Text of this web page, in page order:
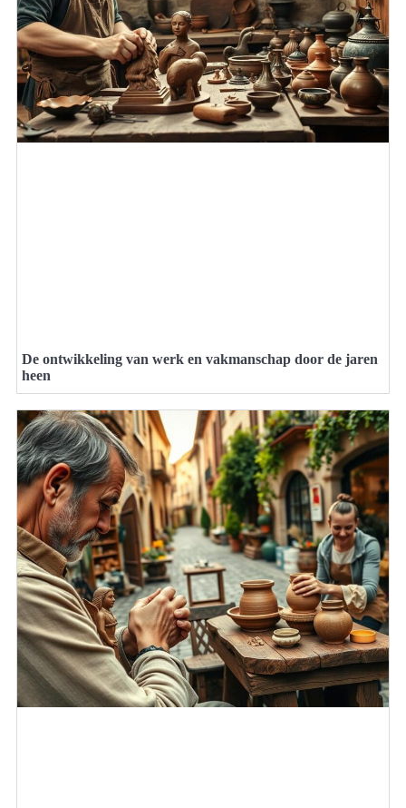
De ontwikkeling van werk en vakmanschap door de jaren
heen